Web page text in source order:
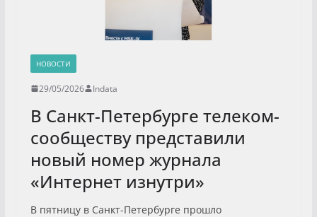
НОВОСТИ
29/05/2026 Indata
В Санкт-Петербурге телеком-
сообществу представили
новый номер журнала
«Интернет изнутри»
В пятницу в Санкт-Петербурге прошло